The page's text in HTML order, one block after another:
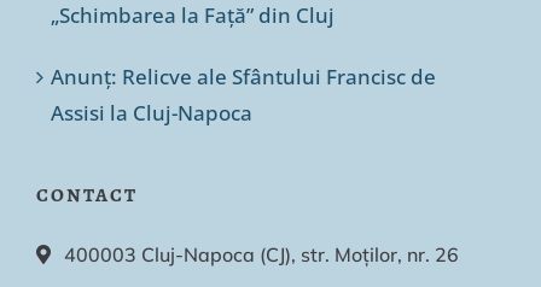
„Schimbarea la Față” din Cluj
Anunț: Relicve ale Sfântului Francisc de
Assisi la Cluj-Napoca
CONTACT
400003 Cluj-Napoca (CJ), str. Moților, nr. 26